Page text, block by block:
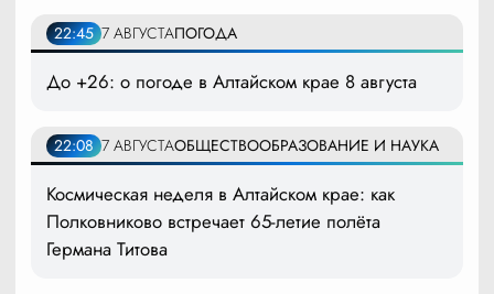
22:45 7 АВГУСТАПОГОДА
До +26: о погоде в Алтайском крае 8 августа
22:08 7 АВГУСТАОБЩЕСТВООБРАЗОВАНИЕ И НАУКА
Космическая неделя в Алтайском крае: как
Полковниково встречает 65-летие полёта
Германа Титова